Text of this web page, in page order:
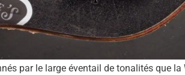
par le large éventail de tonalités que la